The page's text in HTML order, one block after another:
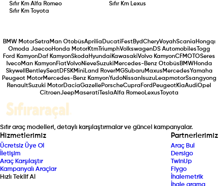
Sıfır KmAlfa Romeo Sıfır Km Lexus
Sıfır Km
Toyota
BMW MotorSetra Man OtobüsAprilia Ducati FestBydCheryVoyahScania Hongqı
Omoda JaecooHonda MotorKtmTriumphVolkswagenDS Automobiles Togg
Ford KamyonDaf KamyonSkoda Hyundai KawasakiVolvo KamyonCFMOTOSeres
IvecoMan KamyonFiatVolvoNieveSuzuki Mercedes-Benz Otobüs BMWHonda
Skywell
BentleySeatDFSKMini Land RoverMGSubaruMaxus MercedesYamaha
Peugeot MotorMercedes-Benz KamyonYudoNissanIsuzuLeapmotorSsangyong
RenaultSuzuki MotorDaciaGazellePorscheCupra Ford PeugeotKiaAudiOpel
CitroenJeep Maserati TeslaAlfa RomeoLexus Toyota
Sıfır araç modelleri, detaylı karşılaştırmalar ve güncel kampanyalar.
Hizmetlerimiz
Ücretsiz Üye Ol
İletişim
Araç Karşılaştır
Kampanyalı Araçlar
Hızlı Teklif Al
Partnerlerimiz
Araç Bul
Dersigo
TwinUp
Fiygo
İhalemetrik